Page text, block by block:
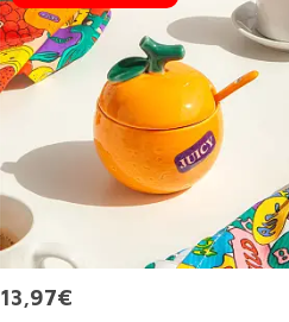
13,97€